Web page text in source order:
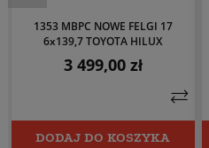
1353 MBPC NOWE FELGI 17
6x139,7 TOYOTA HILUX
Cena
3 499,00 zł
DODAJ DO KOSZYKA